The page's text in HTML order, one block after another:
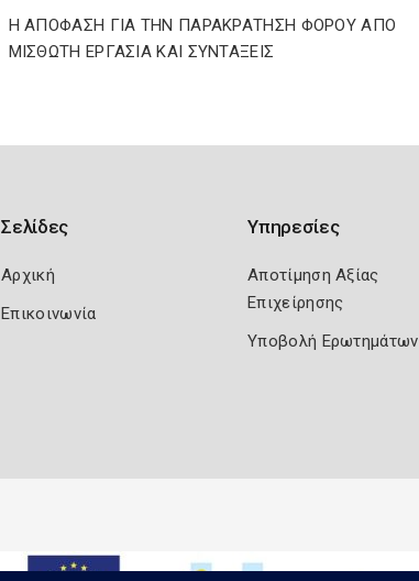
Η ΑΠΟΦΑΣΗ ΓΙΑ ΤΗΝ ΠΑΡΑΚΡΑΤΗΣΗ ΦΟΡΟΥ ΑΠΟ
ΜΙΣΘΩΤΗ ΕΡΓΑΣΙΑ ΚΑΙ ΣΥΝΤΑΞΕΙΣ
Σελίδες
Αρχική
Επικοινωνία
Υπηρεσίες
Αποτίμηση Αξίας
Επιχείρησης
Υποβολή Ερωτημάτων